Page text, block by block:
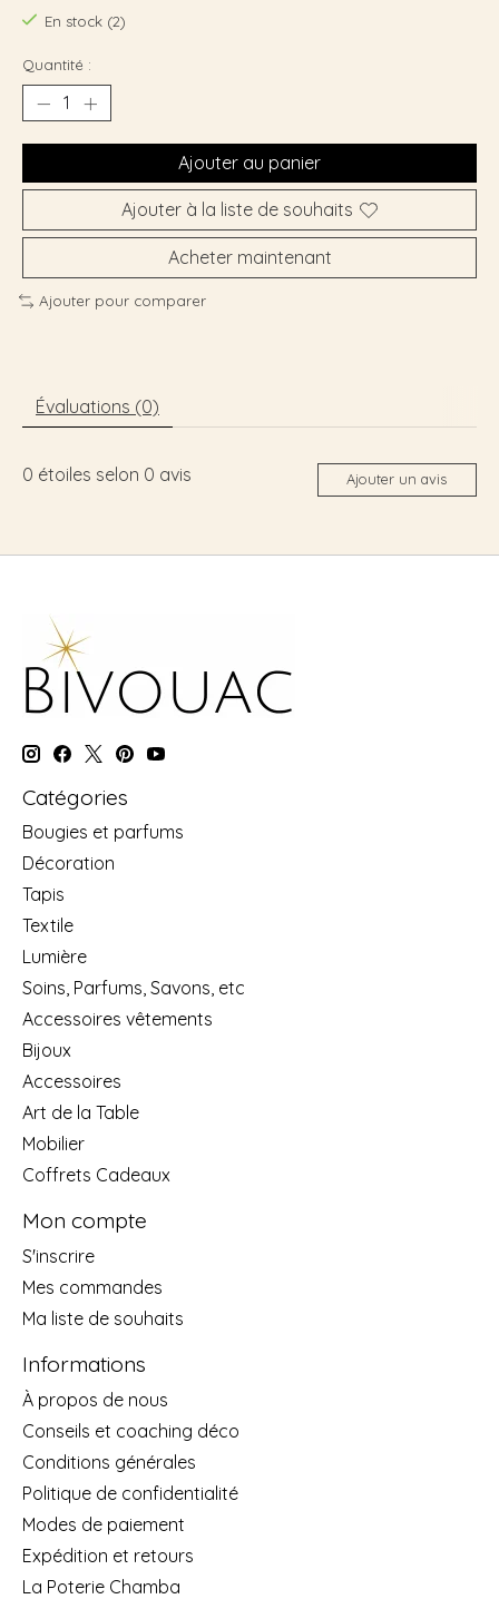
En stock (2)
Quantité :
Ajouter au panier
Ajouter à la liste de souhaits
Acheter maintenant
Ajouter pour comparer
Évaluations (0)
0 étoiles selon 0 avis Ajouter un avis
Catégories
Bougies et parfums
Décoration
Tapis
Textile
Lumière
Soins, Parfums, Savons, etc
Accessoires vêtements
Bijoux
Accessoires
Art de la Table
Mobilier
Coffrets Cadeaux
Mon compte
S'inscrire
Mes commandes
Ma liste de souhaits
Informations
À propos de nous
Conseils et coaching déco
Conditions générales
Politique de confidentialité
Modes de paiement
Expédition et retours
La Poterie Chamba